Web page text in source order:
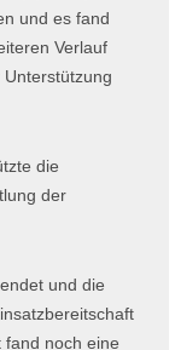
und es fand
Verlauf
die
der
und die
noch eine